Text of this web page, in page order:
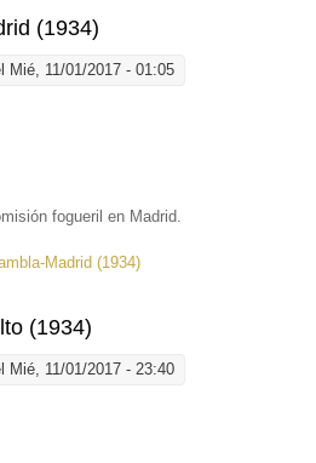
(1934)
Mié, 11/01/2017 - 01:05
fogueril en Madrid.
Madrid (1934)
(1934)
Mié, 11/01/2017 - 23:40